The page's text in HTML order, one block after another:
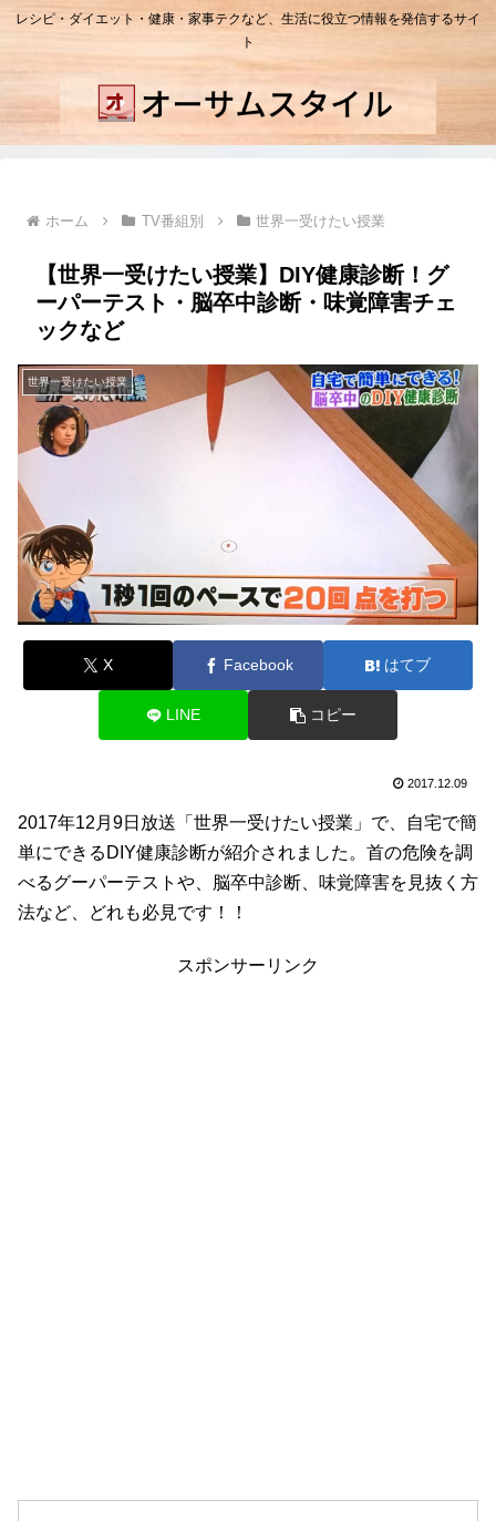
レシピ・ダイエット・健康・家事テクなど、生活に役立つ情報を発信するサイ
ト
ホーム TV番組別 世界一受けたい授業
【世界一受けたい授業】DIY健康診断！グ
ーパーテスト・脳卒中診断・味覚障害チェ
ックなど
世界一受けたい授業
X Facebook はてブ
LINE コピー
2017.12.09
2017年12月9日放送「世界一受けたい授業」で、自宅で簡
単にできるDIY健康診断が紹介されました。首の危険を調
べるグーパーテストや、脳卒中診断、味覚障害を見抜く方
法など、どれも必見です！！
スポンサーリンク